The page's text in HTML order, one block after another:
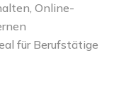
Online-
für Berufstätige